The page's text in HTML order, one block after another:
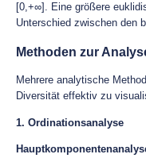
[0,+∞]. Eine größere
Unterschied zwischen den
Methoden zur
Mehrere analytische
Diversität effektiv zu
1. Ordinationsanalyse